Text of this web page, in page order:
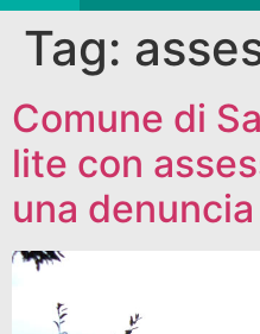
Tag:
Comune di
lite con
una denuncia